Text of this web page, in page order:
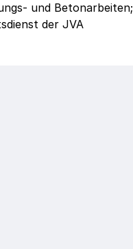
und Betonarbeiten;
der JVA